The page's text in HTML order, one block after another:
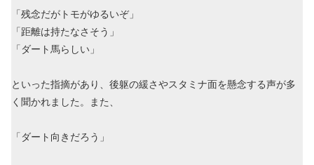
「残念だがトモがゆるいぞ」
「距離は持たなさそう」
「ダート馬らしい」
といった指摘があり、後躯の緩さやスタミナ面を懸念する声が多
く聞かれました。また、
「ダート向きだろう」